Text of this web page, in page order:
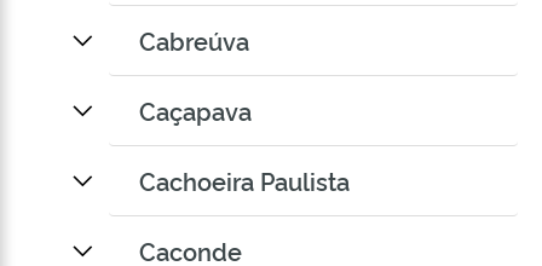
Cabreúva
Caçapava
Cachoeira Paulista
Caconde